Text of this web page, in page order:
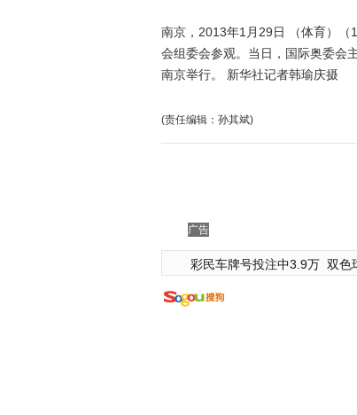
南京，2013年1月29日 （体育）（
会组委会参观。当日，国际奥委会
南京举行。 新华社记者韩瑜庆摄
(责任编辑：孙其斌)
广告
彩民车牌号投注中3.9万 双色